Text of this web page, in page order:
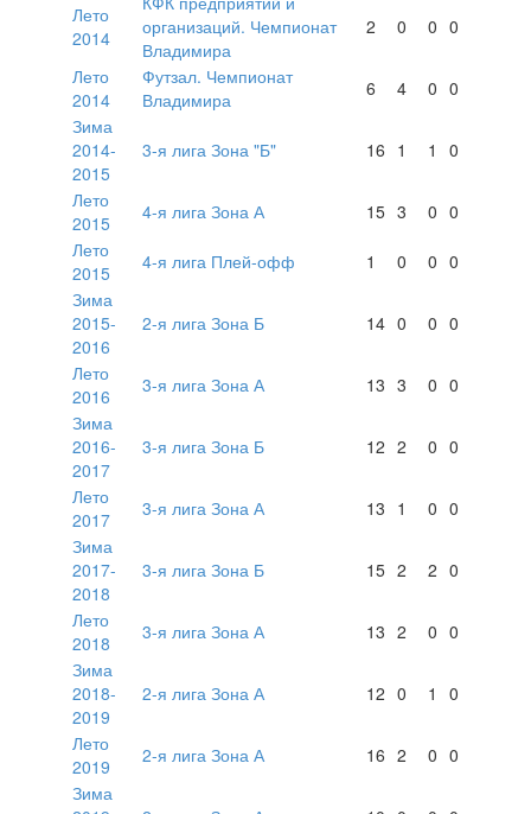
Лето
2014
организаций. Чемпионат
Владимира
2 0 0 0
Лето
2014
Футзал. Чемпионат
Владимира
6 4 0 0
Зима
2014-
2015
3-я лига Зона "Б" 16 1 1 0
Лето
2015
4-я лига Зона А 15 3 0 0
Лето
2015
4-я лига Плей-офф 1 0 0 0
Зима
2015-
2016
2-я лига Зона Б 14 0 0 0
Лето
2016
3-я лига Зона А 13 3 0 0
Зима
2016-
2017
3-я лига Зона Б 12 2 0 0
Лето
2017
3-я лига Зона А 13 1 0 0
Зима
2017-
2018
3-я лига Зона Б 15 2 2 0
Лето
2018
3-я лига Зона А 13 2 0 0
Зима
2018-
2019
2-я лига Зона А 12 0 1 0
Лето
2019
2-я лига Зона А 16 2 0 0
Зима